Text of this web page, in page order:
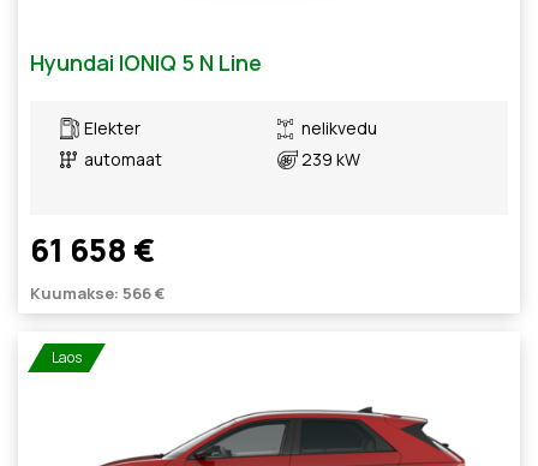
Hyundai IONIQ 5 N Line
Elekter
automaat
nelikvedu
239 kW
61 658 €
Kuumakse: 566 €
Laos